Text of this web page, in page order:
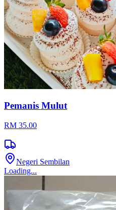
Pemanis Mulut
RM 35.00
Negeri Sembilan
Loading...